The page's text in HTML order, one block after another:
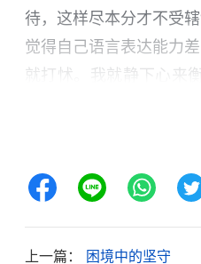
待，这样尽本分才不受
觉得自己语言表达能力
就打怵。我就静下心来
妹，他们说也能得到一
我就尽所能地去帮助解
要说的表达清楚，弟兄
上一篇： 困境中的坚守